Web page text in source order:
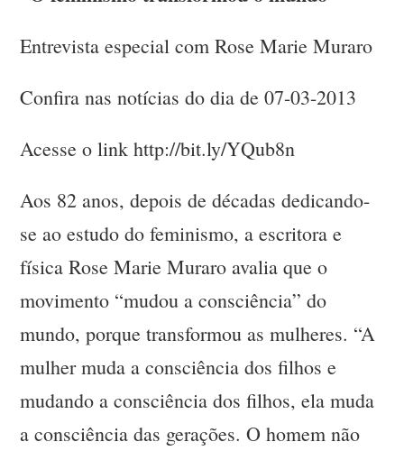
Entrevista especial com Rose Marie Muraro
Confira nas notícias do dia de 07-03-2013
Acesse o link http://bit.ly/YQub8n
Aos 82 anos, depois de décadas dedicando-
se ao estudo do feminismo, a escritora e
física Rose Marie Muraro avalia que o
movimento “mudou a consciência” do
mundo, porque transformou as mulheres. “A
mulher muda a consciência dos filhos e
mudando a consciência dos filhos, ela muda
a consciência das gerações. O homem não